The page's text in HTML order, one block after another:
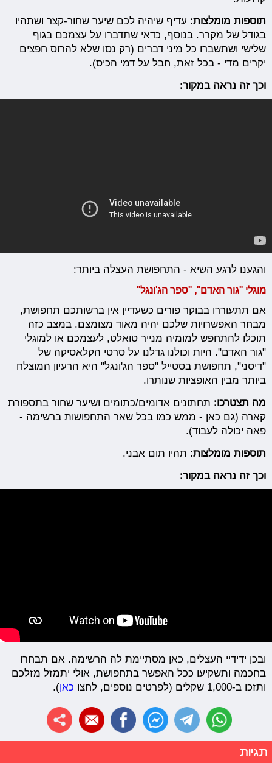
תוספות מומלצות: עדיף שיהיה לכם שיער שחור-קצר ושתהיו
בגודל של מקרר. בנוסף, כדאי שתדברו על עצמכם בגוף
שלישי ושתשברו כל מיני דברים (רק נסו שלא להרוס חפצים
יקרים מדי - בכל זאת, חבל על דמי הכיס).
וכך זה נראה במקור:
והגענו לרגע השיא - התחפושת העצלה ביותר:
מוגלי "גור האדם", "ספר הג'ונגל"
אם תתעוררו בבוקר פורים כשעדיין אין ברשותכם תחפושת,
מבחר האפשרויות שלכם יהיה מאוד מצומצם. במצב כזה
תוכלו להתחפש למומיה מנייר טואלט, לעצמכם או למוגלי
"גור האדם". היות וכולנו גדלנו על סרטי הקלאסיקה של
"דיסני", תחפושת בסטייל "ספר הג'ונגל" היא הרעיון המוצלח
ביותר מבין האופציות שנותרו.
מה תצטרכו: תחתונים אדומים/כתומים ושיער שחור בתספורת
קארה (גם כאן - ממש כמו בכל שאר התחפושות ברשימה -
פאה יכולה לעבוד).
תוספות מומלצות: תהיו תום אבני.
וכך זה נראה במקור:
ובכן ידידיי העצלים, כאן מסתיימת לה הרשימה. אם תבחרו
בחכמה ותשקיעו ככל האפשר בתחפושת, אולי יתמזל מזלכם
ותזכו ב-1,000 שקלים (לפרטים נוספים, לחצו
כאן).
תגיות